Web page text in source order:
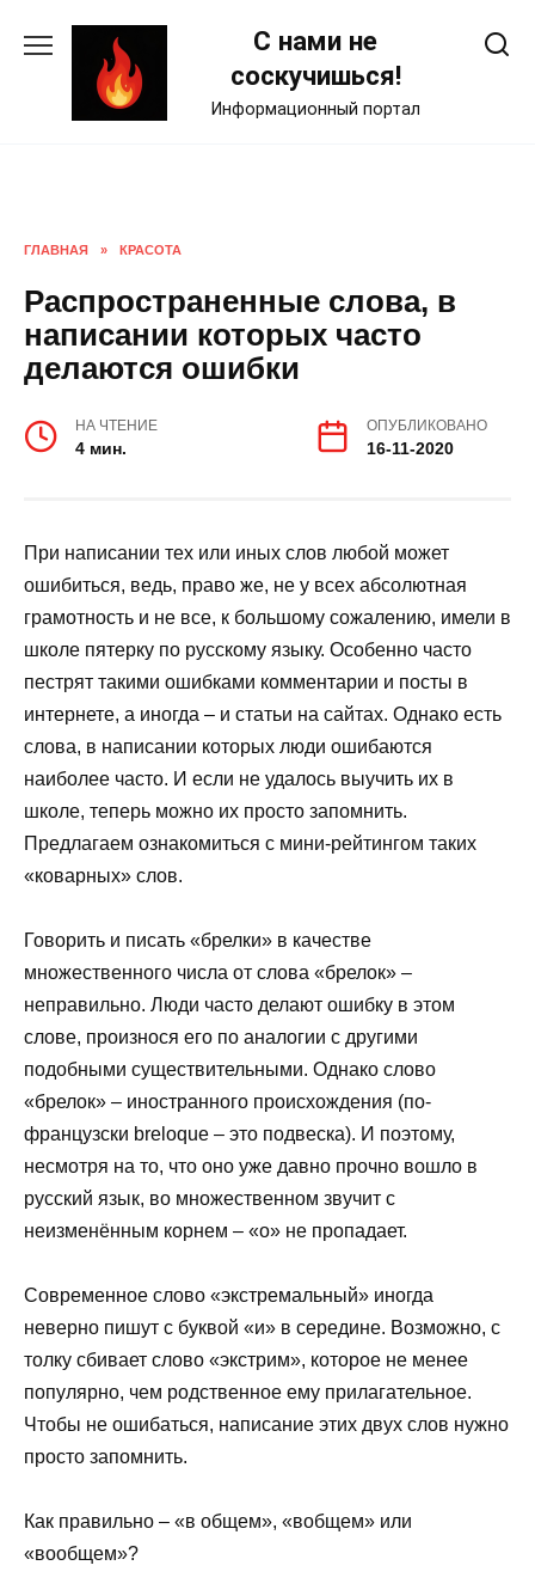
С нами не
соскучишься!
Информационный портал
ГЛАВНАЯ » КРАСОТА
Распространенные слова, в
написании которых часто
делаются ошибки
НА ЧТЕНИЕ
4 мин.
ОПУБЛИКОВАНО
16-11-2020
При написании тех или иных слов любой может
ошибиться, ведь, право же, не у всех абсолютная
грамотность и не все, к большому сожалению, имели в
школе пятерку по русскому языку. Особенно часто
пестрят такими ошибками комментарии и посты в
интернете, а иногда – и статьи на сайтах. Однако есть
слова, в написании которых люди ошибаются
наиболее часто. И если не удалось выучить их в
школе, теперь можно их просто запомнить.
Предлагаем ознакомиться с мини-рейтингом таких
«коварных» слов.
Говорить и писать «брелки» в качестве
множественного числа от слова «брелок» –
неправильно. Люди часто делают ошибку в этом
слове, произнося его по аналогии с другими
подобными существительными. Однако слово
«брелок» – иностранного происхождения (по-
французски breloque – это подвеска). И поэтому,
несмотря на то, что оно уже давно прочно вошло в
русский язык, во множественном звучит с
неизменённым корнем – «о» не пропадает.
Современное слово «экстремальный» иногда
неверно пишут с буквой «и» в середине. Возможно, с
толку сбивает слово «экстрим», которое не менее
популярно, чем родственное ему прилагательное.
Чтобы не ошибаться, написание этих двух слов нужно
просто запомнить.
Как правильно – «в общем», «вобщем» или
«вообщем»?